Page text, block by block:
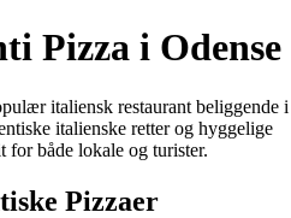
Pizza i Odense
italiensk restaurant beliggende i
italienske retter og hyggelige
for både lokale og turister.
Pizzaer